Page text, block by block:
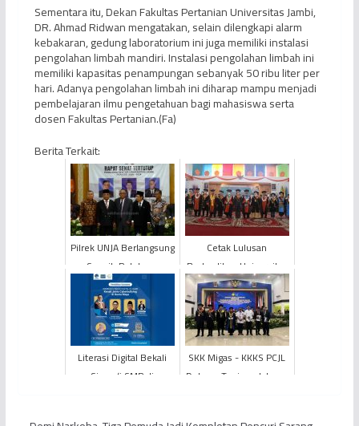
Sementara itu, Dekan Fakultas Pertanian Universitas Jambi,
DR. Ahmad Ridwan mengatakan, selain dilengkapi alarm
kebakaran, gedung laboratorium ini juga memiliki instalasi
pengolahan limbah mandiri. Instalasi pengolahan limbah ini
memiliki kapasitas penampungan sebanyak 50 ribu liter per
hari. Adanya pengolahan limbah ini diharap mampu menjadi
pembelajaran ilmu pengetahuan bagi mahasiswa serta
dosen Fakultas Pertanian.(Fa)
Berita Terkait:
Pilrek UNJA Berlangsung
Sengit, Petahana
Dipukul Mundur
Cetak Lulusan
Berkualitas, Universitas
Jambi Wisuda 1.726
Mahasiswa/i
Literasi Digital Bekali
Siswa/i SMP di
SKK Migas - KKKS PCJL
Dukung Tanjung Jabung